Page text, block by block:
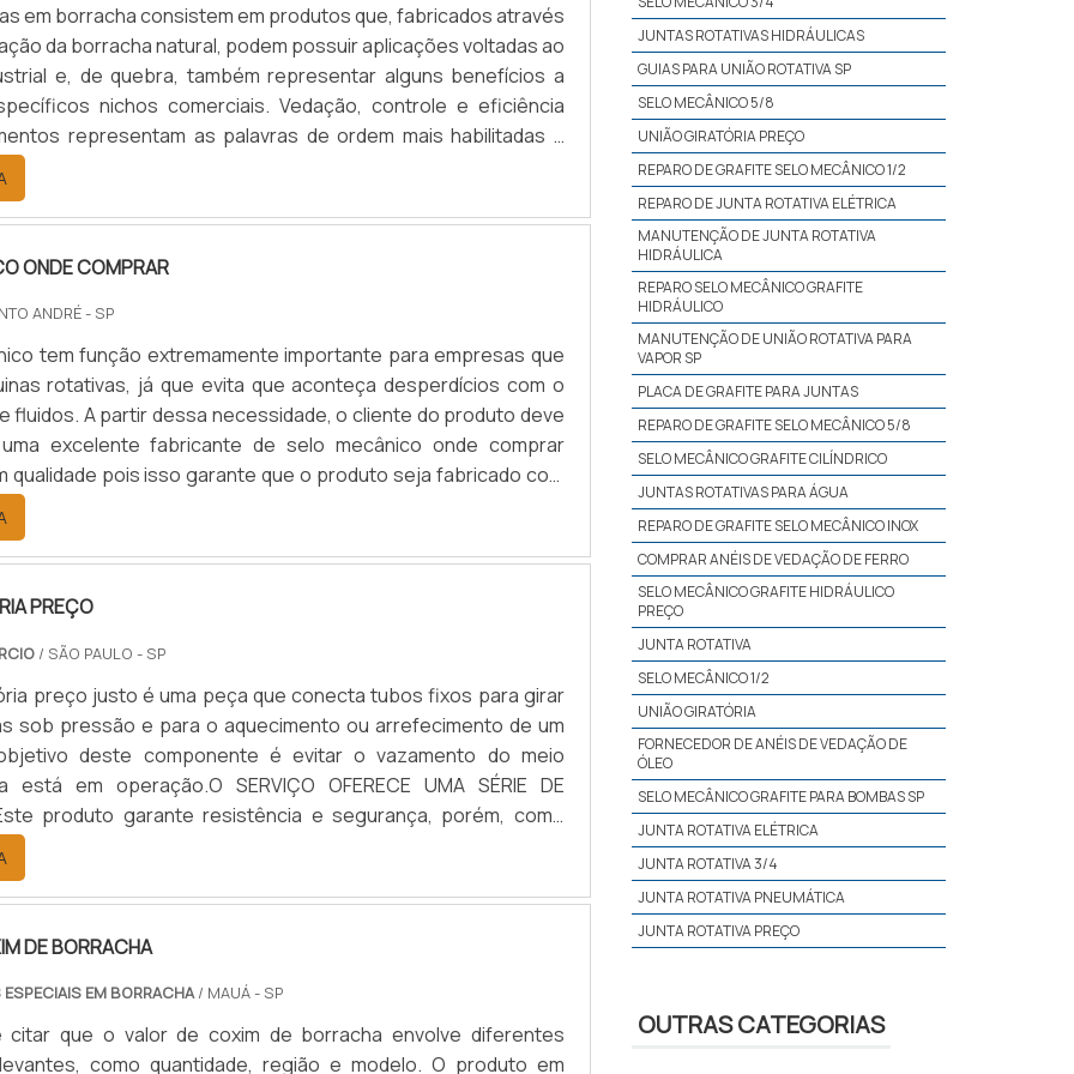
bucha alojamento, eixo, rolamento e vedação. Esta
importante, pois impedirá o vazamento do meio durante a
EFICIÊNCIA EM Reparo de junta rotativaA Operante Comércio
é uma empresa com mais de 10 anos de experiência, e é
a nível nacional. Comprometida com a qualidade e
seus clientes, atende os mais diversos segmentos da
sua alta qualidade e profissionalismo. Suas peças são
a empresa consegue oferecer peças sob medida a um
a maior garantia do mercado e entregas em até 15 dias.
em borracha consistem em produtos que, fabricados através
da borracha natural, podem possuir aplicações voltadas ao
e, de quebra, também representar alguns benefícios a
nichos comerciais. Vedação, controle e eficiência
representam as palavras de ordem mais habilitadas a
peças técnicas emborrachadas.Informações sobre peças de
Funcionais, as peças técnicas feitas borracha possuem se.
ONDE COMPRAR
ANDRÉ - SP
tem função extremamente importante para empresas que
rotativas, já que evita que aconteça desperdícios com o
fluidos. A partir dessa necessidade, o cliente do produto deve
excelente fabricante de selo mecânico onde comprar
qualidade pois isso garante que o produto seja fabricado com
primas e seguindo um rigoroso processo de controle de
fazer uma análise da empresa de selo mecânico ,so.
PREÇO
/ SÃO PAULO - SP
preço justo é uma peça que conecta tubos fixos para girar
sob pressão e para o aquecimento ou arrefecimento de um
deste componente é evitar o vazamento do meio
está em operação.O SERVIÇO OFERECE UMA SÉRIE DE
produto garante resistência e segurança, porém, como
é necessária uma manutenção de união giratória,
A realização de uma inspeção pode representar uma
para a operação, sendo uma importante prática no
também para evitar tempo de máquina parada. Ou seja,
melhorada;Melhor desempenho da peça.Sendo que se
de tamanha importância, é extremamente necessário
com uma empresa qualificada e especializada no assunto.
DE BORRACHA
ESPECIAIS EM BORRACHA/ MAUÁ - SP
citar que o valor de coxim de borracha envolve diferentes
como quantidade, região e modelo. O produto em
JUNTAS ROTATIVAS HIDRÁULICAS
GUIAS PARA UNIÃO ROTATIVA SP
SELO MECÂNICO 5/8
UNIÃO GIRATÓRIA PREÇO
REPARO DE GRAFITE SELO MECÂNICO 1/2
REPARO DE JUNTA ROTATIVA ELÉTRICA
MANUTENÇÃO DE JUNTA ROTATIVA
HIDRÁULICA
REPARO SELO MECÂNICO GRAFITE
HIDRÁULICO
MANUTENÇÃO DE UNIÃO ROTATIVA PARA
VAPOR SP
PLACA DE GRAFITE PARA JUNTAS
REPARO DE GRAFITE SELO MECÂNICO 5/8
SELO MECÂNICO GRAFITE CILÍNDRICO
JUNTAS ROTATIVAS PARA ÁGUA
REPARO DE GRAFITE SELO MECÂNICO INOX
COMPRAR ANÉIS DE VEDAÇÃO DE FERRO
SELO MECÂNICO GRAFITE HIDRÁULICO
PREÇO
JUNTA ROTATIVA
SELO MECÂNICO 1/2
UNIÃO GIRATÓRIA
FORNECEDOR DE ANÉIS DE VEDAÇÃO DE
ÓLEO
SELO MECÂNICO GRAFITE PARA BOMBAS SP
JUNTA ROTATIVA ELÉTRICA
JUNTA ROTATIVA 3/4
JUNTA ROTATIVA PNEUMÁTICA
JUNTA ROTATIVA PREÇO
MANUTENÇÃO DE UNIÃO GIRATÓRIA
OUTRAS CATEGORIAS